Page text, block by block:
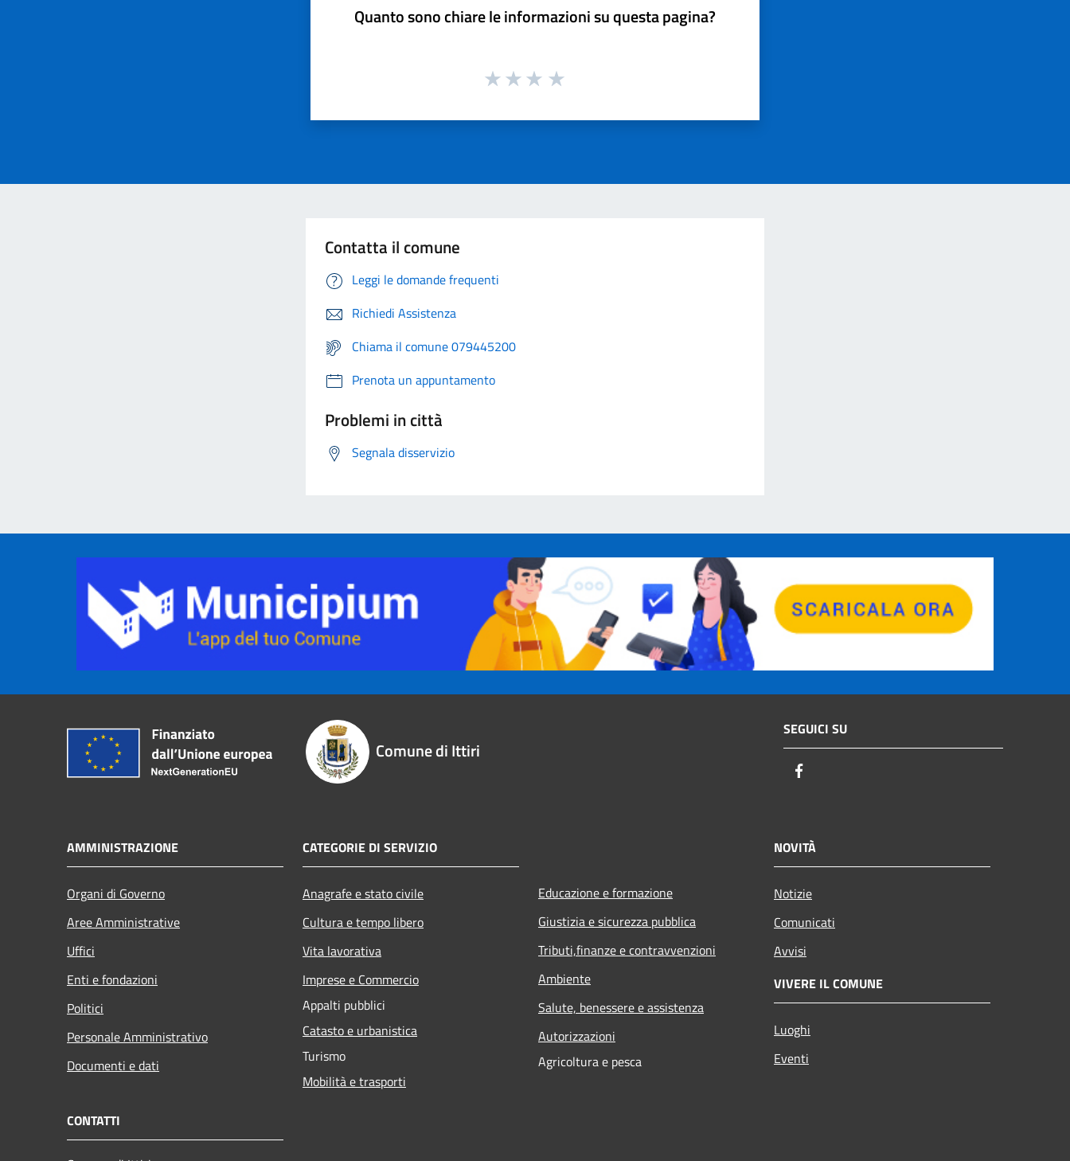
Quanto sono chiare le informazioni su questa pagina?
Contatta il comune
Leggi le domande frequenti
Richiedi Assistenza
Chiama il comune 079445200
Prenota un appuntamento
Problemi in città
Segnala disservizio
Comune di Ittiri
SEGUICI SU
AMMINISTRAZIONE
Organi di Governo
Aree Amministrative
Uffici
Enti e fondazioni
Politici
Personale Amministrativo
Documenti e dati
CATEGORIE DI SERVIZIO
Anagrafe e stato civile
Cultura e tempo libero
Vita lavorativa
Imprese e Commercio
Appalti pubblici
Catasto e urbanistica
Turismo
Mobilità e trasporti
Educazione e formazione
Giustizia e sicurezza pubblica
Tributi,finanze e contravvenzioni
Ambiente
Salute, benessere e assistenza
Autorizzazioni
Agricoltura e pesca
NOVITÀ
Notizie
Comunicati
Avvisi
VIVERE IL COMUNE
Luoghi
Eventi
CONTATTI